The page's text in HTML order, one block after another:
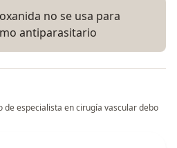
no se usa para
antiparasitario
de especialista en cirugía vascular debo